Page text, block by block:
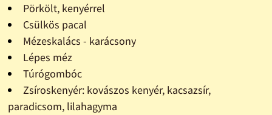
Pörkölt, kenyérrel
Csülkös pacal
Mézeskalács - karácsony
Lépes méz
Túrógombóc
Zsíroskenyér: kovászos kenyér, kacsazsír,
paradicsom, lilahagyma